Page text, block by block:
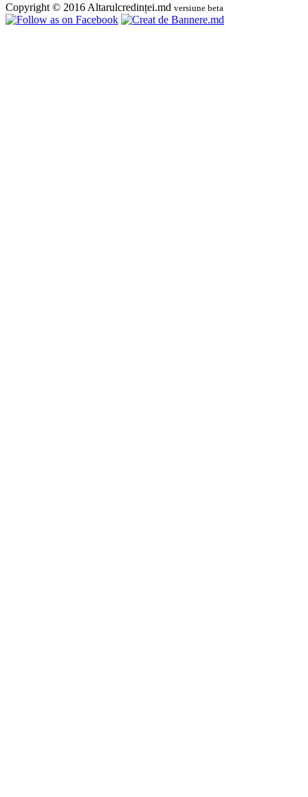
Copyright © 2016 Altarulcredinței.md versiune beta